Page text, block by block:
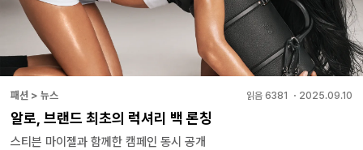
패션 > 뉴스 읽음 6381 ・ 2025.09.10
알로, 브랜드 최초의 럭셔리 백 론칭
스티븐 마이젤과 함께한 캠페인 동시 공개